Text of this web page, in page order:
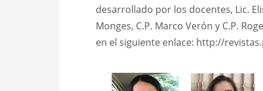
desarrollado por los docentes, Lic.
Monges, C.P. Marco Verón y C.P.
en el siguiente enlace: http://